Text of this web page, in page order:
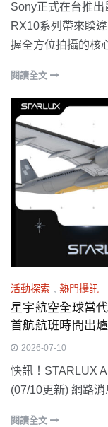
Sony正式在台推
RX10系列帶來睽
握全方位拍攝的核
閱讀全文
活動探索 熱門攝訊
星宇航空全球當
首航航班時間出爐
2026-07-10
快訊！STARLUX
(07/10更新) 網路
閱讀全文